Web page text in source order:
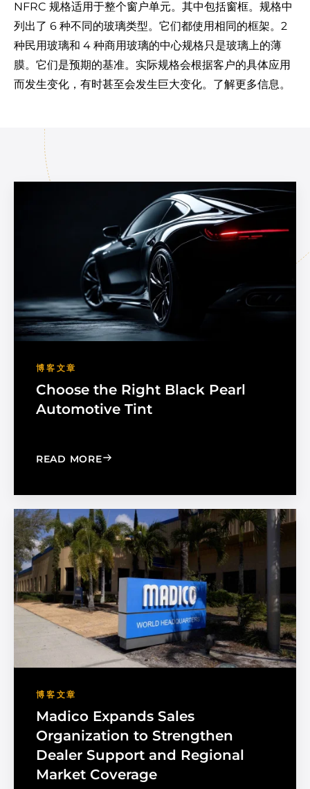
NFRC 规格适用于整个窗户单元。其中包括窗框。规格中
列出了 6 种不同的玻璃类型。它们都使用相同的框架。2
种民用玻璃和 4 种商用玻璃的中心规格只是玻璃上的薄
膜。它们是预期的基准。实际规格会根据客户的具体应用
而发生变化，有时甚至会发生巨大变化。了解更多信息。
博客文章
Choose the Right Black Pearl
Automotive Tint
READ MORE: CHOOSE THE RIGHT BLACK PEARL
博客文章
Madico Expands Sales
Organization to Strengthen
Dealer Support and Regional
Market Coverage